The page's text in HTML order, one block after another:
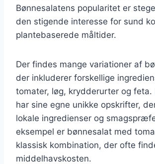
Bønnesalatens popularitet er
den stigende interesse for sund
plantebaserede måltider.
Der findes mange variationer af
der inkluderer forskellige
tomater, løg, krydderurter og feta.
har sine egne unikke opskrifter,
lokale ingredienser og
eksempel er bønnesalat med
klassisk kombination, der ofte
middelhavskosten.